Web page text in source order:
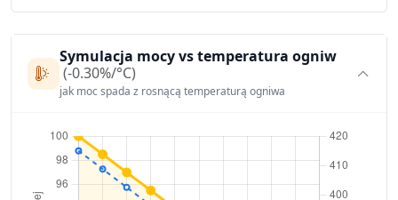
Symulacja mocy vs temperatura ogniw
(-0.30%/°C)
jak moc spada z rosnącą temperaturą ogniwa